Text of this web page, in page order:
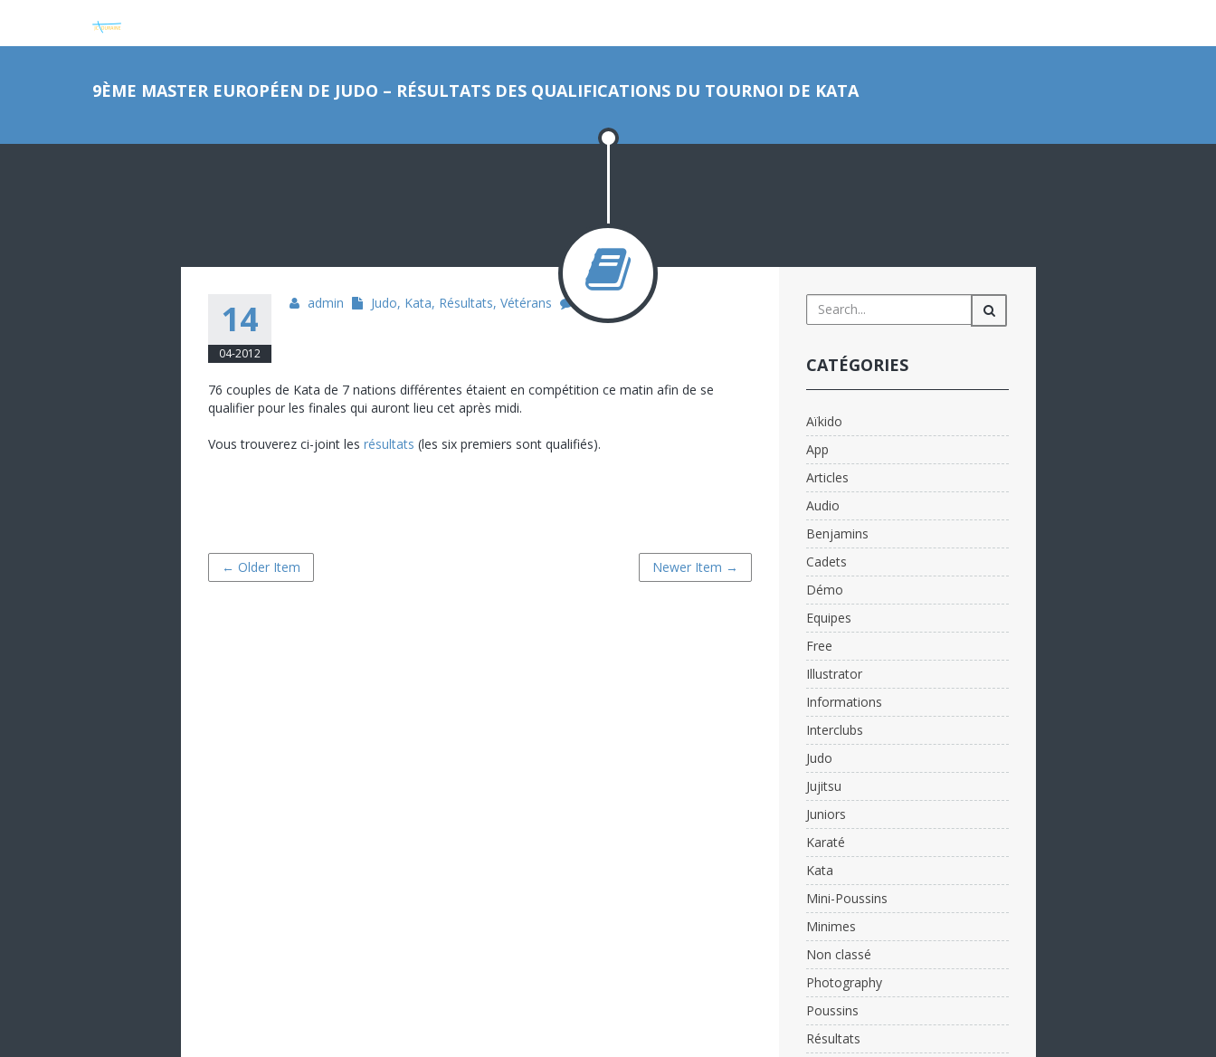
9ÈME MASTER EUROPÉEN DE JUDO – RÉSULTATS DES QUALIFICATIONS DU TOURNOI DE KATA
14
04-2012
admin Judo, Kata, Résultats, Vétérans
76 couples de Kata de 7 nations différentes étaient en compétition ce matin afin de se
qualifier pour les finales qui auront lieu cet après midi.
Vous trouverez ci-joint les résultats (les six premiers sont qualifiés).
← Older Item Newer Item →
CATÉGORIES
Aïkido
App
Articles
Audio
Benjamins
Cadets
Démo
Equipes
Free
Illustrator
Informations
Interclubs
Judo
Jujitsu
Juniors
Karaté
Kata
Mini-Poussins
Minimes
Non classé
Photography
Poussins
Résultats